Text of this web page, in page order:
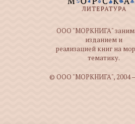
ООО "МОРКНИГА"
изданием и
реализацией книг на
тематику.
© ООО "МОРКНИГА", 2004 —